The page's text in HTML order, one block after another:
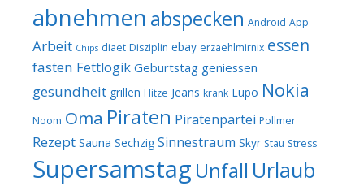
abnehmen abspecken Android App
Arbeit Chips diaet Disziplin ebay erzaehlmirnix essen
fasten Fettlogik Geburtstag geniessen
gesundheit grillen Hitze Jeans krank Lupo Nokia
Noom Oma Piraten Piratenpartei Pollmer
Rezept Sauna Sechzig Sinnestraum Skyr Stau Stress
Supersamstag Unfall Urlaub